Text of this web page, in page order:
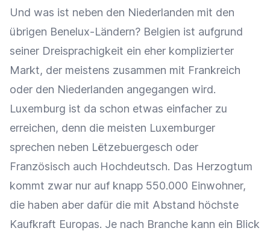
Und was ist neben den Niederlanden mit den
übrigen Benelux-Ländern? Belgien ist aufgrund
seiner Dreisprachigkeit ein eher komplizierter
Markt, der meistens zusammen mit Frankreich
oder den Niederlanden angegangen wird.
Luxemburg ist da schon etwas einfacher zu
erreichen, denn die meisten Luxemburger
sprechen neben Lëtzebuergesch oder
Französisch auch Hochdeutsch. Das Herzogtum
kommt zwar nur auf knapp 550.000 Einwohner,
die haben aber dafür die mit Abstand höchste
Kaufkraft Europas. Je nach Branche kann ein Blick